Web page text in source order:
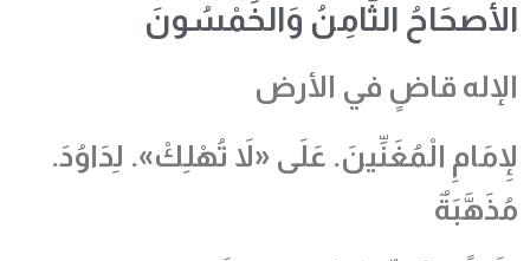
الأصحَاحُ الثَّامِنُ وَالخَمْسُونَ
الإله قاضٍ في الأرض
لإِمَامِ الْمُغَنِّينَ. عَلَى «لاَ تُهْلِكْ»
. لِدَاوُدَ.
مُذَهَّبَةٌ